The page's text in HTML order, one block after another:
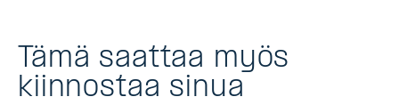
Tämä saattaa myös
kiinnostaa sinua